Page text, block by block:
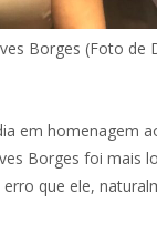
Borges (Foto de
em homenagem
Borges foi mais
que ele,